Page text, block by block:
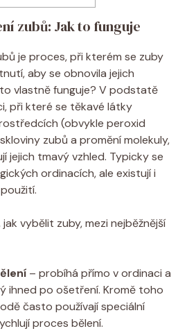
zubů: Jak to funguje
je proces, při kterém se zuby
aby se obnovila jejich
vlastně funguje? V podstatě
při které se těkavé látky
(obvykle peroxid
zubů a promění molekuly,
jejich tmavý vzhled. Typicky se
ordinacích, ale existují i
vybělit zuby, mezi nejběžnější
– probíhá přímo v ordinaci a
ihned po ošetření. Kromě toho
často používají speciální
proces bělení.